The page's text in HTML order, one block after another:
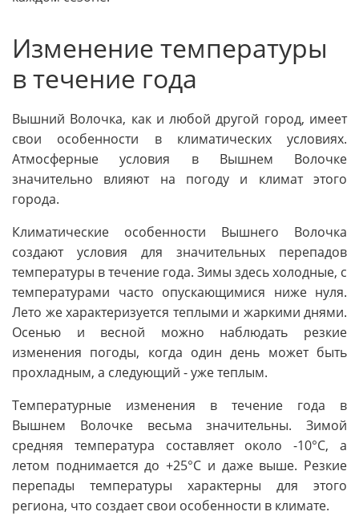
Изменение температуры
в течение года
Вышний Волочка, как и любой другой город, имеет
свои особенности в климатических условиях.
Атмосферные условия в Вышнем Волочке
значительно влияют на погоду и климат этого
города.
Климатические особенности Вышнего Волочка
создают условия для значительных перепадов
температуры в течение года. Зимы здесь холодные, с
температурами часто опускающимися ниже нуля.
Лето же характеризуется теплыми и жаркими днями.
Осенью и весной можно наблюдать резкие
изменения погоды, когда один день может быть
прохладным, а следующий - уже теплым.
Температурные изменения в течение года в
Вышнем Волочке весьма значительны. Зимой
средняя температура составляет около -10°C, а
летом поднимается до +25°C и даже выше. Резкие
перепады температуры характерны для этого
региона, что создает свои особенности в климате.